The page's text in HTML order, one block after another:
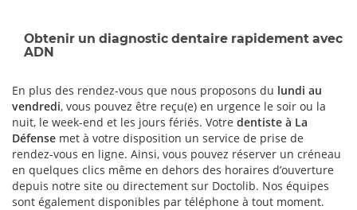
Obtenir un diagnostic dentaire rapidement avec
ADN
En plus des rendez-vous que nous proposons du lundi au
vendredi, vous pouvez être reçu(e) en urgence le soir ou la
nuit, le week-end et les jours fériés. Votre dentiste à La
Défense met à votre disposition un service de prise de
rendez-vous en ligne. Ainsi, vous pouvez réserver un créneau
en quelques clics même en dehors des horaires d’ouverture
depuis notre site ou directement sur Doctolib. Nos équipes
sont également disponibles par téléphone à tout moment.